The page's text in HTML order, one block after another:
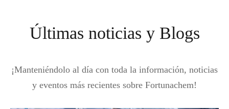
Últimas noticias y Blogs
¡Manteniéndolo al día con toda la información, noticias
y eventos más recientes sobre Fortunachem!